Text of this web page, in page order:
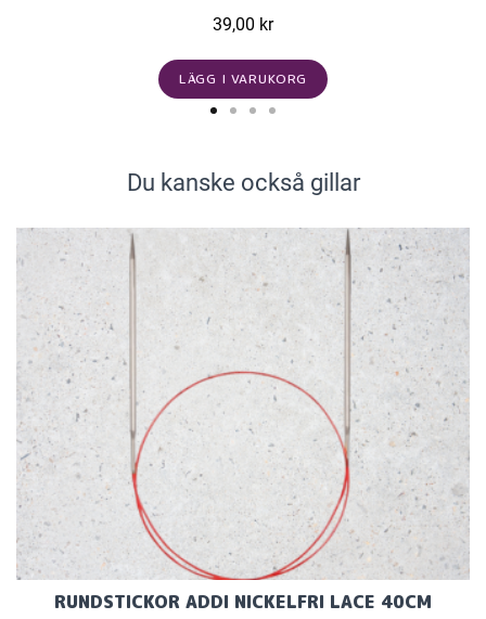
39,00 kr
LÄGG I VARUKORG
Du kanske också gillar
RUNDSTICKOR ADDI NICKELFRI LACE 40CM